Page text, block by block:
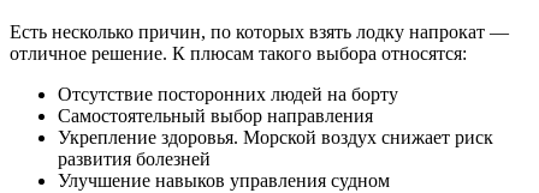
Есть несколько причин, по которых взять лодку напрокат —
отличное решение. К плюсам такого выбора относятся:
Отсутствие посторонних людей на борту
Самостоятельный выбор направления
Укрепление здоровья. Морской воздух снижает риск
развития болезней
Улучшение навыков управления судном